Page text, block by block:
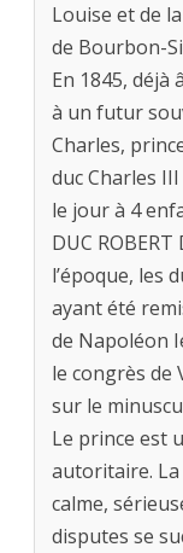
Louise et de
de Bourbon-
En 1845, déjà
à un futur
Charles,
duc Charles
le jour à 4
DUC ROBERT
l’époque, les
ayant été
de Napoléon
le congrès de
sur le
Le prince est
autoritaire. La
calme,
disputes se